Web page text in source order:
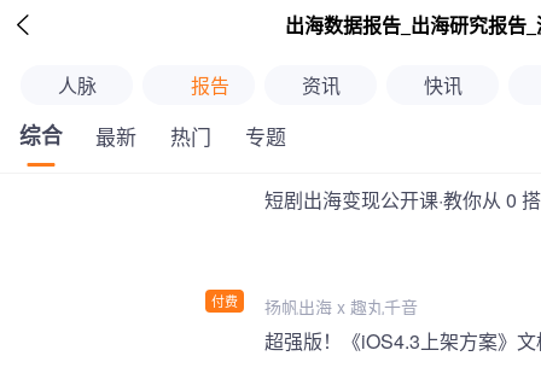
 出海数据报告_出海研究报告
人脉 报告 资讯 快讯
综合 最新 热门 专题
付费
短剧出海变现公开课·教你从 0
扬帆出海 x 趣丸千音